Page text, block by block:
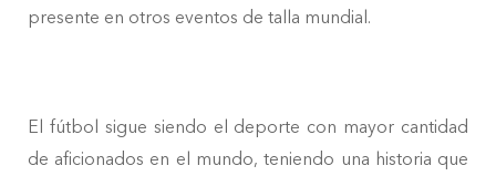
presente en otros eventos de talla mundial.
El fútbol sigue siendo el deporte con mayor cantidad
de aficionados en el mundo, teniendo una historia que